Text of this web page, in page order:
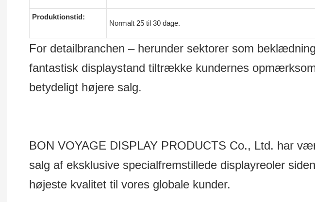
Produktionstid:
Normalt 25 til 30 dage.
For detailbranchen – herunder sektorer som
fantastisk displaystand tiltrække kundernes
betydeligt højere salg.
BON VOYAGE DISPLAY PRODUCTS Co., Ltd. har
salg af eksklusive specialfremstillede displayreoler
højeste kvalitet til vores globale kunder.